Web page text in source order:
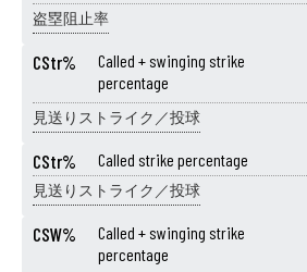
盗塁阻止率
CStr%
Called + swinging strike
percentage
見送りストライク／投球
CStr% Called strike percentage
見送りストライク／投球
CSW%
Called + swinging strike
percentage